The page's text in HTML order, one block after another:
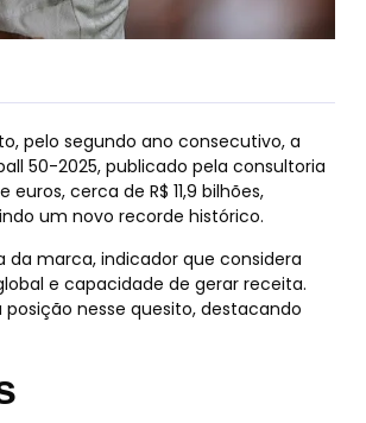
pelo segundo ano consecutivo, a
50-2025, publicado pela consultoria
cerca de R$ 11,9 bilhões,
um novo recorde histórico.
da marca, indicador que considera
e capacidade de gerar receita.
nesse quesito, destacando